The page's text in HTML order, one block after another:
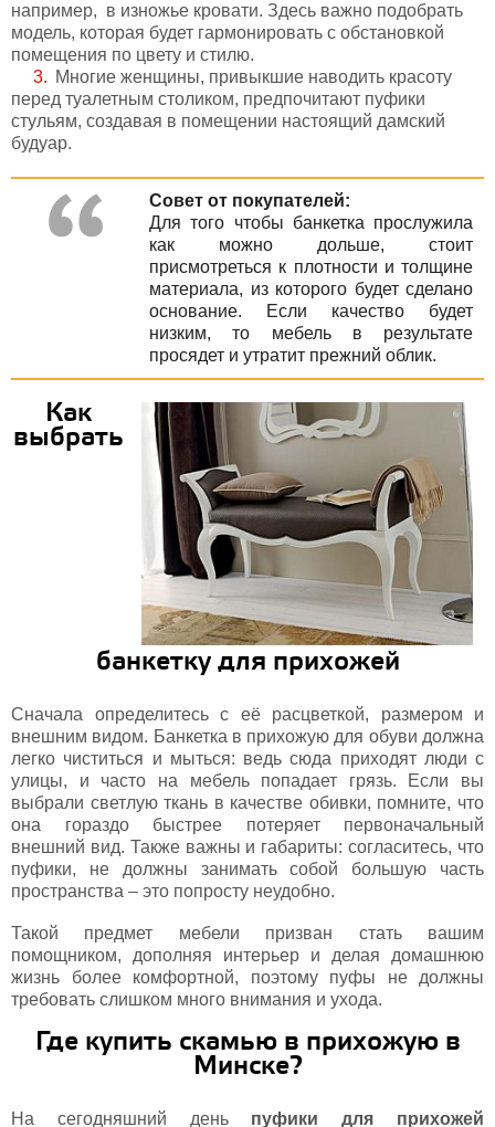
например, в изножье кровати. Здесь важно подобрать
модель, которая будет гармонировать с обстановкой
помещения по цвету и стилю.
Многие женщины, привыкшие наводить красоту
перед туалетным столиком, предпочитают пуфики
стульям, создавая в помещении настоящий дамский
будуар.
Совет от покупателей:
Для того чтобы банкетка прослужила
как можно дольше, стоит
присмотреться к плотности и толщине
материала, из которого будет сделано
основание. Если качество будет
низким, то мебель в результате
просядет и утратит прежний облик.
Как
выбрать
банкетку для прихожей
Сначала определитесь с её расцветкой, размером и
внешним видом. Банкетка в прихожую для обуви должна
легко чиститься и мыться: ведь сюда приходят люди с
улицы, и часто на мебель попадает грязь. Если вы
выбрали светлую ткань в качестве обивки, помните, что
она гораздо быстрее потеряет первоначальный
внешний вид. Также важны и габариты: согласитесь, что
пуфики, не должны занимать собой большую часть
пространства – это попросту неудобно.
Такой предмет мебели призван стать вашим
помощником, дополняя интерьер и делая домашнюю
жизнь более комфортной, поэтому пуфы не должны
требовать слишком много внимания и ухода.
Где купить скамью в прихожую в
Минске?
На сегодняшний день пуфики для прихожей